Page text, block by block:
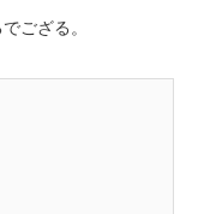
ござる。